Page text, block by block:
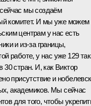
мы создаём
комитет. И мы уже можем
центрам у нас есть
и из‑за границы,
работе, у нас уже 129
30 стран. И, как Виктор
присутствие и
академиков. Мы сейчас
для того, чтобы